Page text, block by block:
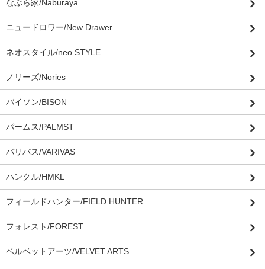
なぶら家/Naburaya
ニュードロワー/New Drawer
ネオスタイル/neo STYLE
ノリーズ/Nories
バイソン/BISON
パームス/PALMST
バリバス/VARIVAS
ハンクル/HMKL
フィールドハンター/FIELD HUNTER
フォレスト/FOREST
ベルベットアーツ/VELVET ARTS